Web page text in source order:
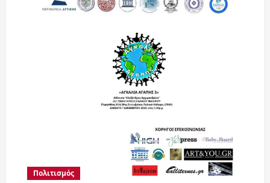
Δόντια:
Το
Καλή
Διάθεση
τα
Χριστούγεννα
Πολιτισμός